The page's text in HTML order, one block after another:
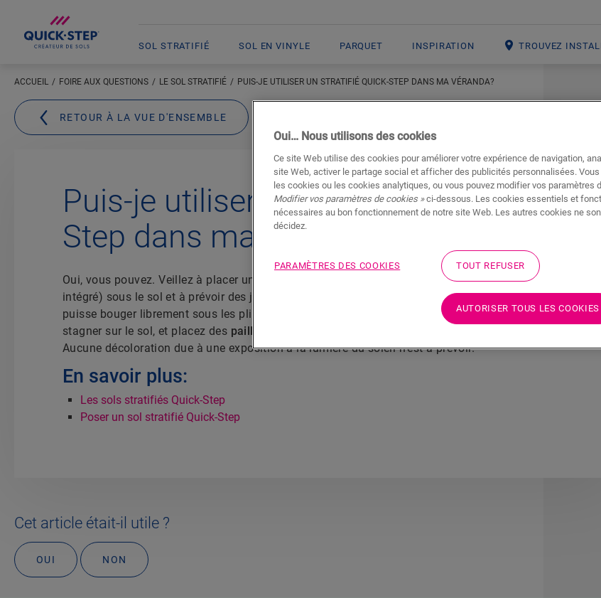
SOL STRATIFIÉ SOL EN VINYLE PARQUET INSPIRATION TROUVEZ
ACCUEIL FOIRE AUX QUESTIONS LE SOL STRATIFIÉ PUIS-JE UTILISER UN STRATIFIÉ QUICK-STEP DANS MA VÉRANDA?
RETOUR À LA VUE D'ENSEMBLE
Puis-je utiliser un stratifié Quick-
Step dans ma véranda?
Oui, vous pouvez. Veillez à placer une sous-couche Quick-Step appropriée(avec pare-vapeur
intégré) sous le sol et à prévoir des joints de dilatation suffisamment larges afin que le sol
puisse bouger librement sous les plinthes.
ou d'autres liquides
stagner sur le sol, et placez des paillassons adéquats
Aucune décoloration due à une exposition à la lumière du soleil n'est à prévoir.
En savoir plus:
Les sols stratifiés Quick-Step
Poser un sol stratifié Quick-Step
Cet article était-il utile ?
OUI NON
Oui… Nous utilisons des cookies
Ce site Web utilise des cookies pour améliorer votre expérience de navigation,
site Web, activer le partage social et afficher des publicités personnalisées.
les cookies ou les cookies analytiques, ou vous pouvez modifier vos paramètres
Modifier vos paramètres de cookies »ci-dessous. Les cookies essentiels et
nécessaires au bon fonctionnement de notre site Web. Les autres cookies ne
décidez.
PARAMÈTRES DES COOKIES TOUT REFUSER
AUTORISER TOUS LES COOKIES